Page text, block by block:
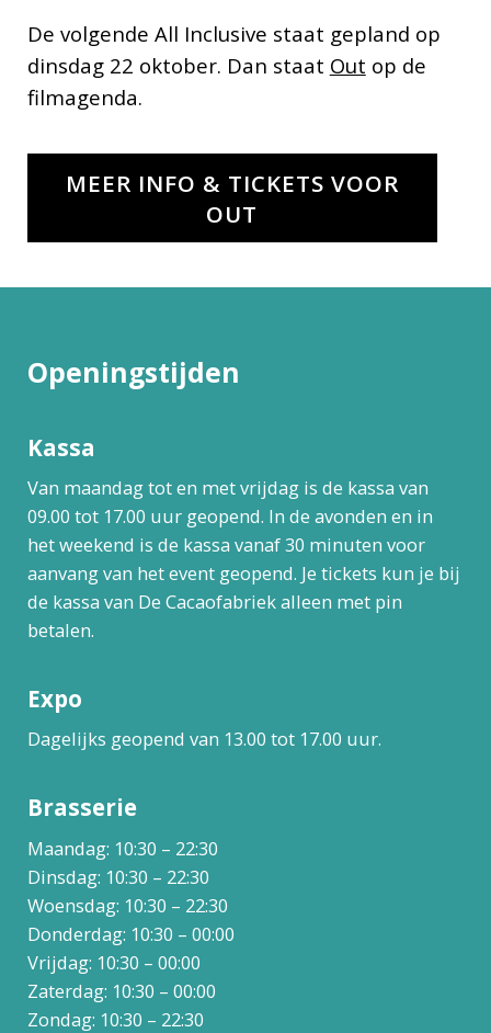
De volgende All Inclusive staat gepland op
dinsdag 22 oktober. Dan staat Out op de
filmagenda.
MEER INFO & TICKETS VOOR
OUT
Openingstijden
Kassa
Van maandag tot en met vrijdag is de kassa van
09.00 tot 17.00 uur geopend. In de avonden en in
het weekend is de kassa vanaf 30 minuten voor
aanvang van het event geopend. Je tickets kun je bij
de kassa van De Cacaofabriek alleen met pin
betalen.
Expo
Dagelijks geopend van 13.00 tot 17.00 uur.
Brasserie
Maandag: 10:30 – 22:30
Dinsdag: 10:30 – 22:30
Woensdag: 10:30 – 22:30
Donderdag: 10:30 – 00:00
Vrijdag: 10:30 – 00:00
Zaterdag: 10:30 – 00:00
Zondag: 10:30 – 22:30